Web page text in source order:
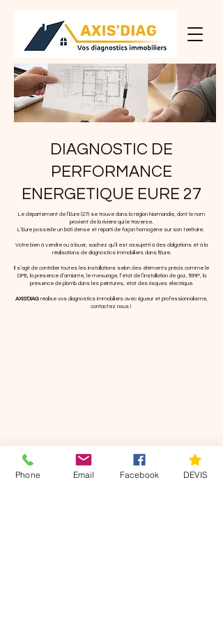
DIAGNOSTIC DE
PERFORMANCE
ENERGETIQUE EURE 27
Le département de l’Eure (27) se trouve dans la région Normandie, dont le nom
provient de la rivière qui le traverse.
L’Eure possède un bâti dense et réparti de façon homogène sur son territoire.
Votre bien à vendre ou à louer, sachez qu’il est assujetti à des obligations et à la
réalisations de diagnostics immobiliers dans l'Eure.
Il s’agit de contrôler toutes les installations selon des éléments précis comme le
DPE, la présence d’amiante, le mesurage, l’état de l’installation de gaz, l'ERP, la
présence de plomb dans les peintures, état des risques électrique.
AXIS'DIAG réalise vos diagnostics immobiliers avec rigueur et professionnalisme,
contactez nous !
Phone Email Facebook DEVIS